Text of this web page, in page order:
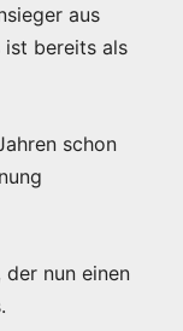
aus
ist bereits als
schon
nun einen